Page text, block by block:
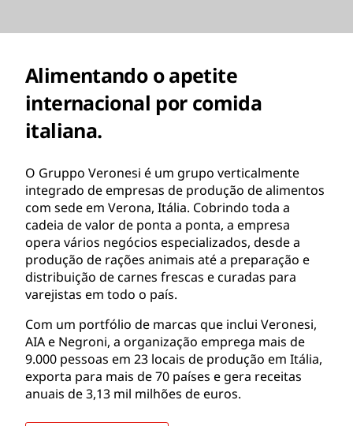
Alimentando o apetite
internacional por comida
italiana.
O Gruppo Veronesi é um grupo verticalmente
integrado de empresas de produção de alimentos
com sede em Verona, Itália. Cobrindo toda a
cadeia de valor de ponta a ponta, a empresa
opera vários negócios especializados, desde a
produção de rações animais até a preparação e
distribuição de carnes frescas e curadas para
varejistas em todo o país.
Com um portfólio de marcas que inclui Veronesi,
AIA e Negroni, a organização emprega mais de
9.000 pessoas em 23 locais de produção em Itália,
exporta para mais de 70 países e gera receitas
anuais de 3,13 mil milhões de euros.